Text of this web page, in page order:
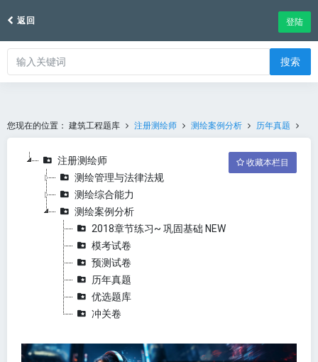
返回 登陆
搜索
您现在的位置： 建筑工程题库 注册测绘师 测绘案例分析 历年真题
收藏本栏目
注册测绘师
测绘管理与法律法规
测绘综合能力
测绘案例分析
2018章节练习~ 巩固基础 NEW
模考试卷
预测试卷
历年真题
优选题库
冲关卷